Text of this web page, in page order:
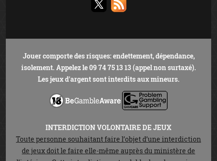
Jouer comporte des risques: endettement, dépendance,
isolement. Appelez le 09 74 75 13 13 (appel non surtaxé).
Les jeux d'argent sont interdits aux mineurs.
INTERDICTION VOLONTAIRE DE JEUX
Toute personne souhaitant faire l’objet d’une interdiction
de jeux doit le faire elle-même auprès du ministère de